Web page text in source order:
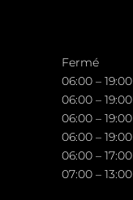
Fermé
06:00 – 19:00
06:00 – 19:00
06:00 – 19:00
06:00 – 19:00
06:00 – 17:00
07:00 – 13:00